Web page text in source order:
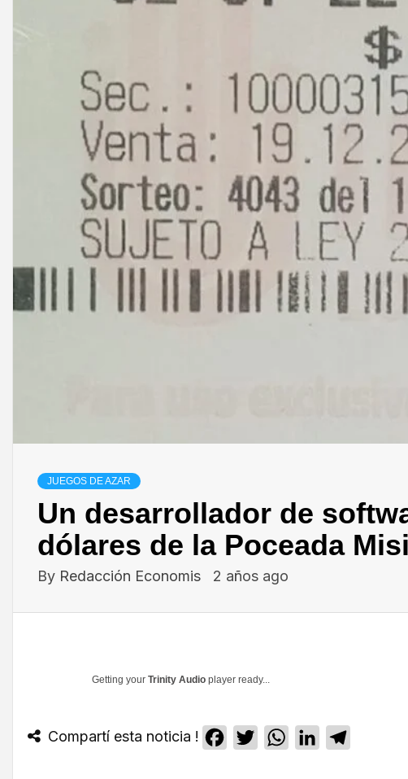
JUEGOS DE AZAR
Un desarrollador de
dólares de la Poceada
By Redacción Economis 2 años ago
Getting your Trinity Audio player ready...
Compartí esta noticia ! Facebook
TwitterWhatsApp
LinkedIn